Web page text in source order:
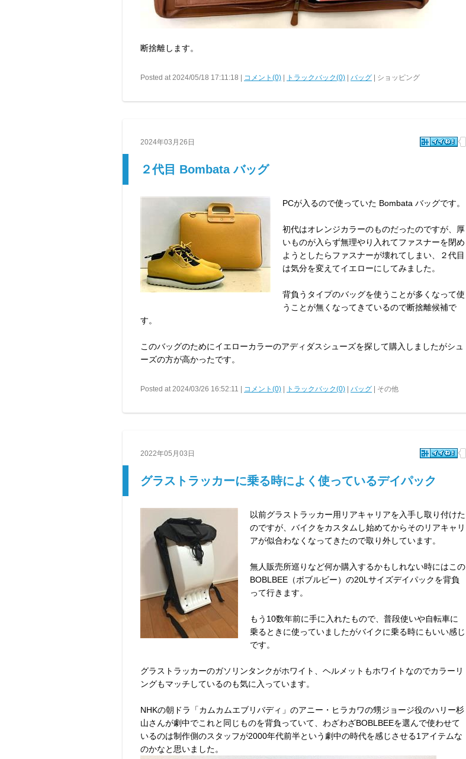
断捨離します。
Posted at 2024/05/18 17:11:18 | コメント(0) | トラックバック(0) | バッグ | ショッピング
2024年03月26日
２代目 Bombata バッグ
PCが入るので使っていた Bombata バッグです。
初代はオレンジカラーのものだったのですが、厚
いものが入らず無理やり入れてファスナーを閉め
ようとしたらファスナーが壊れてしまい、２代目
は気分を変えてイエローにしてみました。
背負うタイプのバッグを使うことが多くなって使
うことが無くなってきているので断捨離候補で
す。
このバッグのためにイエローカラーのアディダスシューズを探して購入しましたがシュ
ーズの方が高かったです。
Posted at 2024/03/26 16:52:11 | コメント(0) | トラックバック(0) | バッグ | その他
2022年05月03日
グラストラッカーに乗る時によく使っているデイパック
以前グラストラッカー用リアキャリアを入手し取り付けた
のですが、バイクをカスタムし始めてからそのリアキャリ
アが似合わなくなってきたので取り外しています。
無人販売所巡りなど何か購入するかもしれない時にはこの
BOBLBEE（ボブルビー）の20Lサイズデイパックを背負
って行きます。
もう10数年前に手に入れたもので、普段使いや自転車に
乗るときに使っていましたがバイクに乗る時にもいい感じ
です。
グラストラッカーのガソリンタンクがホワイト、ヘルメットもホワイトなのでカラーリ
ングもマッチしているのも気に入っています。
NHKの朝ドラ「カムカムエブリバディ」のアニー・ヒラカワの甥ジョージ役のハリー杉
山さんが劇中でこれと同じものを背負っていて、わざわざBOBLBEEを選んで使わせて
いるのは制作側のスタッフが2000年代前半という劇中の時代を感じさせる1アイテムな
のかなと思いました。